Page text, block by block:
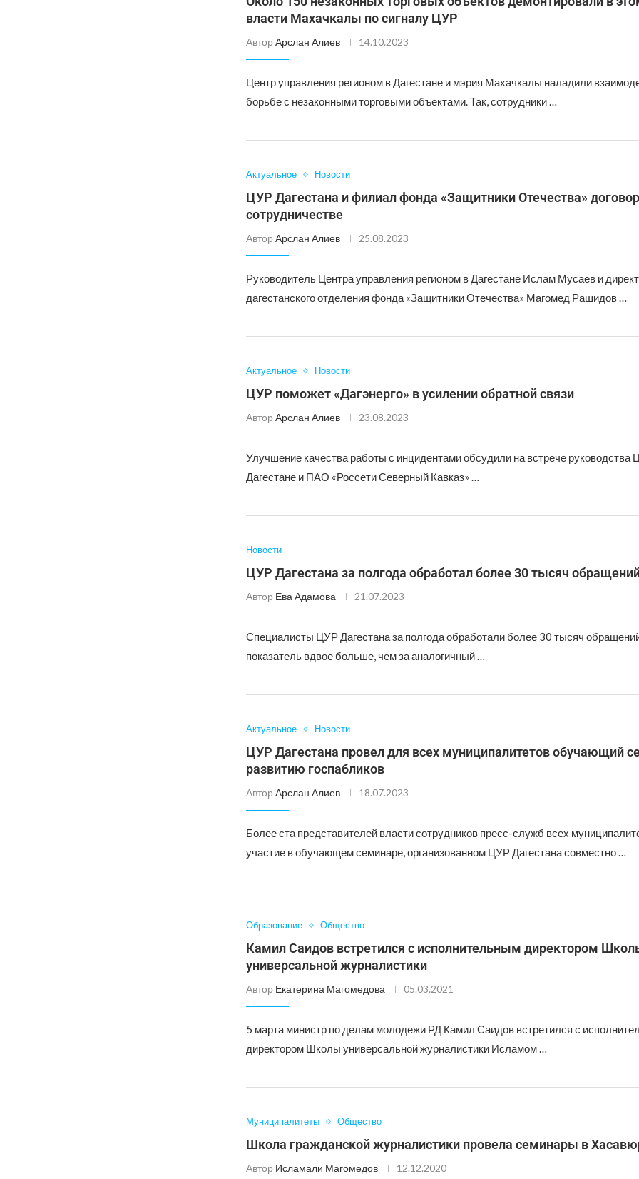
власти Махачкалы по сигналу ЦУР
Автор Арслан Алиев 14.10.2023
Центр управления регионом в Дагестане и мэрия Махачкалы наладили
борьбе с незаконными торговыми объектами. Так, сотрудники …
Актуальное Новости
ЦУР Дагестана и филиал фонда «Защитники Отечества»
сотрудничестве
Автор Арслан Алиев 25.08.2023
Руководитель Центра управления регионом в Дагестане Ислам Мусаев и
дагестанского отделения фонда «Защитники Отечества» Магомед Рашидов …
Актуальное Новости
ЦУР поможет «Дагэнерго» в усилении обратной связи
Автор Арслан Алиев 23.08.2023
Улучшение качества работы с инцидентами обсудили на встрече руководства
Дагестане и ПАО «Россети Северный Кавказ» …
Новости
ЦУР Дагестана за полгода обработал более 30 тысяч
Автор Ева Адамова 21.07.2023
Специалисты ЦУР Дагестана за полгода обработали более 30 тысяч
показатель вдвое больше, чем за аналогичный …
Актуальное Новости
ЦУР Дагестана провел для всех муниципалитетов обучающий
развитию госпабликов
Автор Арслан Алиев 18.07.2023
Более ста представителей власти сотрудников пресс-служб всех
участие в обучающем семинаре, организованном ЦУР Дагестана совместно …
Образование Общество
Камил Саидов встретился с исполнительным директором
универсальной журналистики
Автор Екатерина Магомедова 05.03.2021
5 марта министр по делам молодежи РД Камил Саидов встретился с
директором Школы универсальной журналистики Исламом …
Муниципалитеты Общество
Школа гражданской журналистики провела семинары в
Автор Исламали Магомедов 12.12.2020